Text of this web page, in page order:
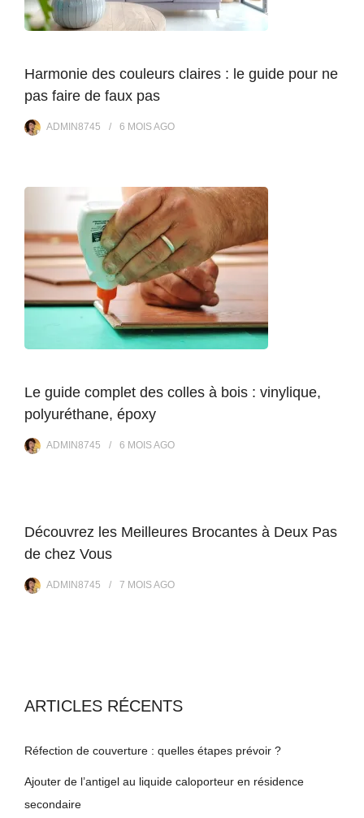
Harmonie des couleurs claires : le guide pour ne
pas faire de faux pas
ADMIN8745 6 MOISAGO
Le guide complet des colles à bois : vinylique,
polyuréthane, époxy
ADMIN8745 6 MOISAGO
Découvrez les Meilleures Brocantes à Deux Pas
de chez Vous
ADMIN8745 7 MOISAGO
ARTICLES RÉCENTS
Réfection de couverture : quelles étapes prévoir ?
Ajouter de l’antigel au liquide caloporteur en résidence
secondaire